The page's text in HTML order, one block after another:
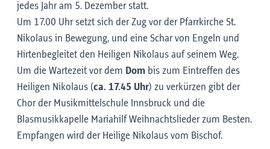
jedes Jahr am 5. Dezember statt.
Um 17.00 Uhr setzt sich der Zug vor der Pfarrkirche St.
Nikolaus in Bewegung, und eine Schar von Engeln und
Hirtenbegleitet den Heiligen Nikolaus auf seinem Weg.
Um die Wartezeit vor dem Dom bis zum Eintreffen des
Heiligen Nikolaus (ca. 17.45 Uhr) zu verkürzen gibt der
Chor der Musikmittelschule Innsbruck und die
Blasmusikkapelle Mariahilf Weihnachtslieder zum Besten.
Empfangen wird der Heilige Nikolaus vom Bischof.